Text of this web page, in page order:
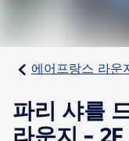
에어프랑스 라운
파리 샤를